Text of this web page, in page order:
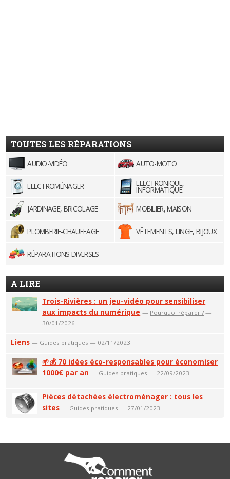
TOUTES LES RÉPARATIONS
AUDIO-VIDÉO AUTO-MOTO
ELECTROMÉNAGER ELECTRONIQUE,
INFORMATIQUE
JARDINAGE, BRICOLAGE
MOBILIER, MAISON
PLOMBERIE-CHAUFFAGE VÊTEMENTS, LINGE, BIJOUX
RÉPARATIONS DIVERSES
A LIRE
Trois-Rivières : un jeu-vidéo pour sensibiliser
aux impacts du numérique — Pourquoi réparer ? —
30/01/2026
Liens — Guides pratiques — 02/11/2023
🌱💰 70 idées éco-responsables pour économiser
1000€ par an — Guides pratiques — 22/09/2023
Pièces détachées électroménager : tous les
sites — Guides pratiques — 27/01/2023